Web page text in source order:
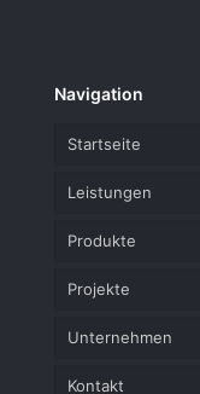
Navigation
Startseite
Leistungen
Produkte
Projekte
Unternehmen
Kontakt